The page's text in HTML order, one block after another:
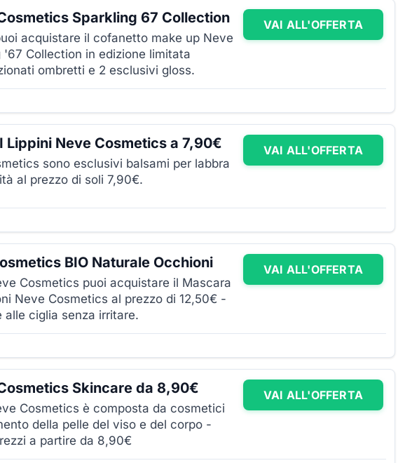
Sparkling 67 Collection
acquistare il cofanetto make up Neve
'67 Collection in edizione limitata
ombretti e 2 esclusivi gloss.
VAI ALL'OFFERTA
Lippini Neve Cosmetics a 7,90€
sono esclusivi balsami per labbra
al prezzo di soli 7,90€.
VAI ALL'OFFERTA
BIO Naturale Occhioni
Cosmetics puoi acquistare il Mascara
Neve Cosmetics al prezzo di 12,50€ -
alle ciglia senza irritare.
VAI ALL'OFFERTA
Skincare da 8,90€
Cosmetics è composta da cosmetici
della pelle del viso e del corpo -
a partire da 8,90€
VAI ALL'OFFERTA